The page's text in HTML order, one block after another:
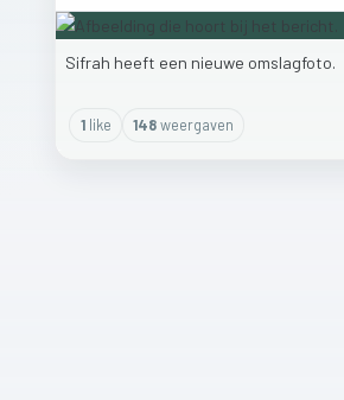
Sifrah heeft een nieuwe omslagfoto.
1like 148weergaven